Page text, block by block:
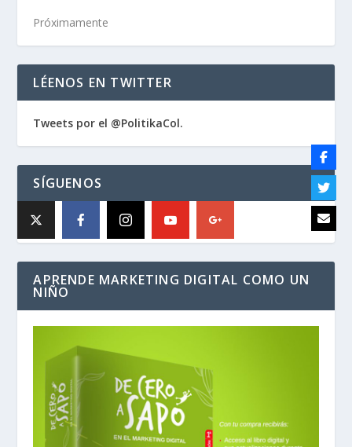
Próximamente
LÉENOS EN TWITTER
Tweets por el @PolitikaCol.
SÍGUENOS
APRENDE MARKETING DIGITAL COMO UN
NIÑO